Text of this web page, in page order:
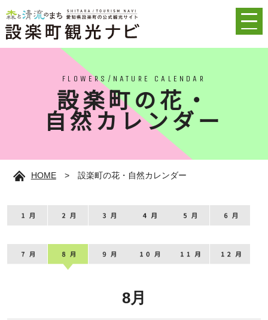
FLOWERS/NATURE CALENDAR
設楽町の花・
自然カレンダー
HOME> 設楽町の花・自然カレンダー
8月